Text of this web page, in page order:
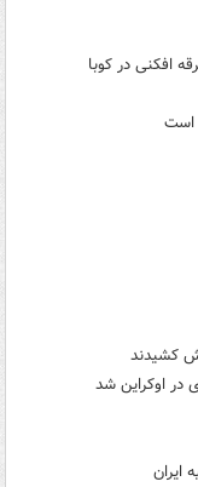
افکنی در کوبا
است
کشیدند
در اوکراین شد
ایران